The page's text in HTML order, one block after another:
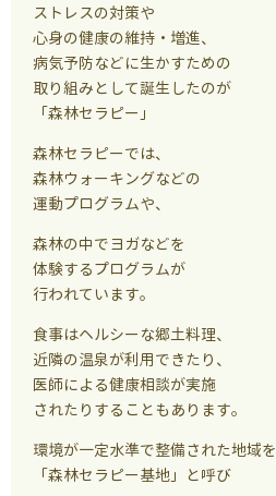
ストレスの対策や
心身の健康の維持・増進、
病気予防などに生かすための
取り組みとして誕生したのが
「森林セラピー」
森林セラピーでは、
森林ウォーキングなどの
運動プログラムや、
森林の中でヨガなどを
体験するプログラムが
行われています。
食事はヘルシーな郷土料理、
近隣の温泉が利用できたり、
医師による健康相談が実施
されたりすることもあります。
環境が一定水準で整備された地域を
「森林セラピー基地」と呼び